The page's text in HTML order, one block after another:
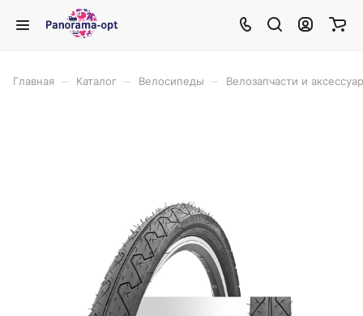
Главная Каталог Велосипеды Велозапчасти и